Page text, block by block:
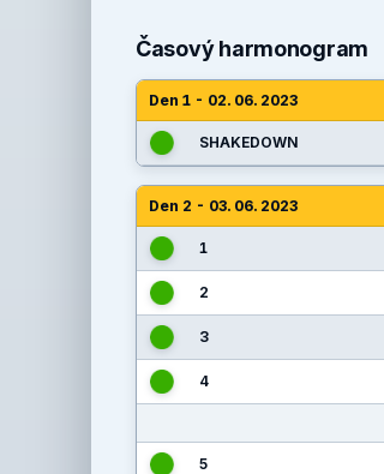
Časový harmonogram
Den 1 - 02. 06. 2023
SHAKEDOWN
Den 2 - 03. 06. 2023
1
2
3
4
5